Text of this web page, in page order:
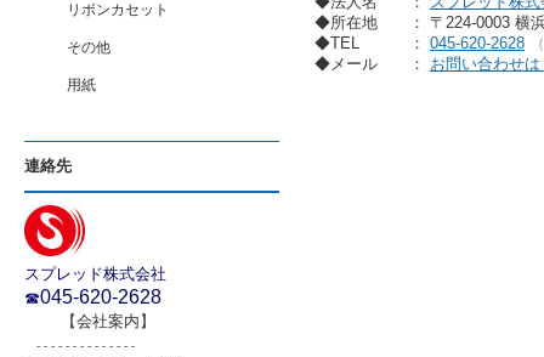
◆所在地
： 〒224-0003 横
◆TEL
： 045-620-2628
（
◆メール
： お問い合わせ
リボンカセット
その他
用紙
連絡先
スプレッド株式会社
☎045-620-2628
【会社案内 】
- - - - - - - - - - - - - -